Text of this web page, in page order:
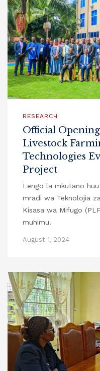
RESEARCH
Official
Livestock
Technologies
Project
Lengo la mkutano
mradi wa Teknolojia
Kisasa wa Mifugo
muhimu.
August 1, 2024